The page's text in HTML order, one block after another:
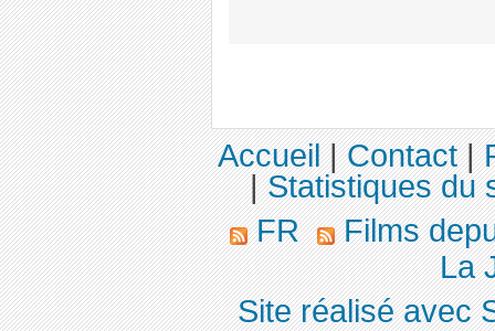
Accueil|Contact|
|Statistiques du
FR
Films
La
Site réalisé avec